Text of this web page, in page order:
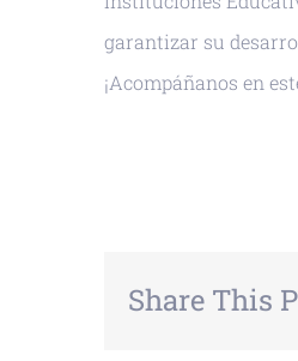
garantizar su
¡Acompáñanos en
Share This